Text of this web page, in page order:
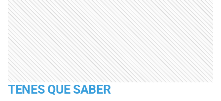
TENES QUE SABER